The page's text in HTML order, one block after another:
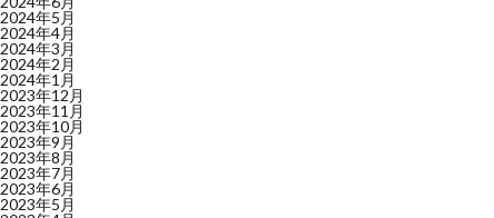
2024年5月
2024年4月
2024年3月
2024年2月
2024年1月
2023年12月
2023年11月
2023年10月
2023年9月
2023年8月
2023年7月
2023年6月
2023年5月